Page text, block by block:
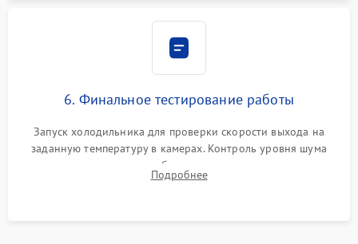
6. Финальное тестирование работы
Запуск холодильника для проверки скорости выхода на
заданную температуру в камерах. Контроль уровня шума
компрессора, отсутствия обмерзания стенок и корректного
срабатывания системы автоматической оттайки.
Подробнее